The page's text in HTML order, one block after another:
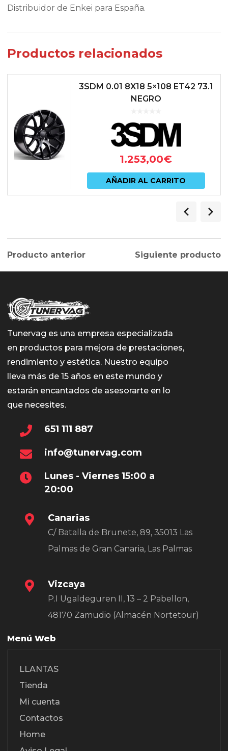
Distribuidor de Enkei para España.
Productos relacionados
3SDM 0.01 8X18 5×108 ET42 73.1
NEGRO
1.253,00€
AÑADIR AL CARRITO
Producto anterior Siguiente producto
Tunervag es una empresa especializada
en productos para mejora de prestaciones,
rendimiento y estética. Nuestro equipo
lleva más de 15 años en este mundo y
estarán encantados de asesorarte en lo
que necesites.
651 111 887
info@tunervag.com
Lunes - Viernes 15:00 a
20:00
Canarias
C/ Batalla de Brunete, 89, 35013 Las
Palmas de Gran Canaria, Las Palmas
Vizcaya
P.I Ugaldeguren II, 13 – 2 Pabellon,
48170 Zamudio (Almacén Nortetour)
Menú Web
LLANTAS
Tienda
Mi cuenta
Contactos
Home